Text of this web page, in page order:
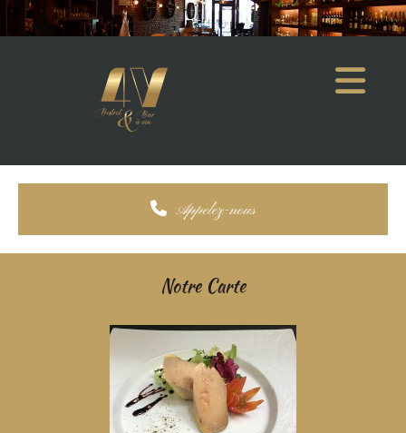
Accéder au contenu
Appelez-nous
Notre Carte